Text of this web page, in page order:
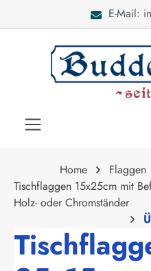
E-Mail:
Home Flaggen
Tischflaggen 15x25cm mit
Holz- oder Chromständer